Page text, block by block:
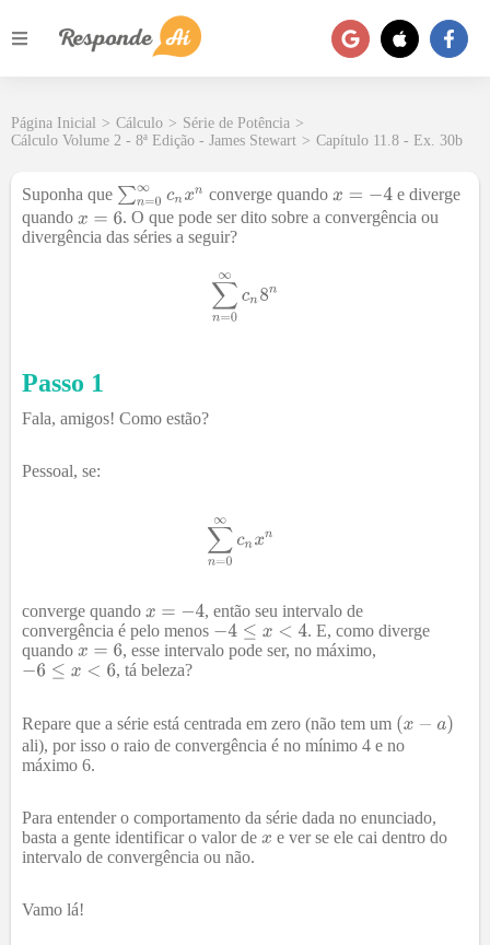
Página Inicial > Cálculo > Série de Potência >
Cálculo Volume 2 - 8ª Edição - James Stewart > Capítulo 11.8 - Ex. 30b
Suponha que converge quando
e diverge
quando
. O que pode ser dito sobre a convergência ou
divergência das séries a seguir?
Passo 1
Fala, amigos! Como estão?
Pessoal, se:
converge quando
, então seu intervalo de
convergência é pelo menos
. E, como diverge
quando
, esse intervalo pode ser, no máximo,
, tá beleza?
Repare que a série está centrada em zero (não tem um
ali), por isso o raio de convergência é no mínimo 4 e no
máximo 6.
Para entender o comportamento da série dada no enunciado,
basta a gente identificar o valor de
e ver se ele cai dentro do
intervalo de convergência ou não.
Vamo lá!